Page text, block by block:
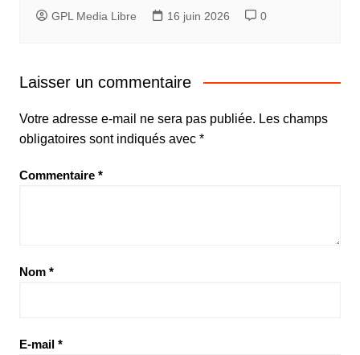
GPL Media Libre 16 juin 2026 0
Laisser un commentaire
Votre adresse e-mail ne sera pas publiée. Les champs
obligatoires sont indiqués avec *
Commentaire *
Nom *
E-mail *